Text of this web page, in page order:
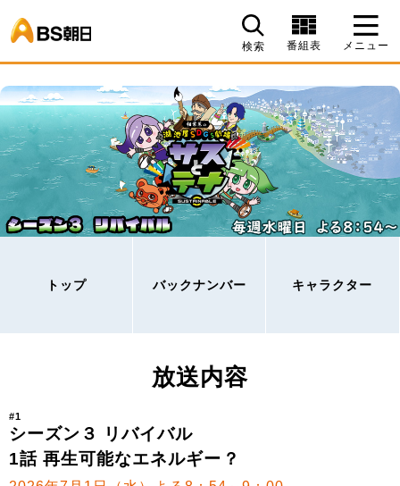
検索 番組表 メニュー
トップ バックナンバー キャラクター
放送内容
#1
シーズン３ リバイバル
1話 再生可能なエネルギー？